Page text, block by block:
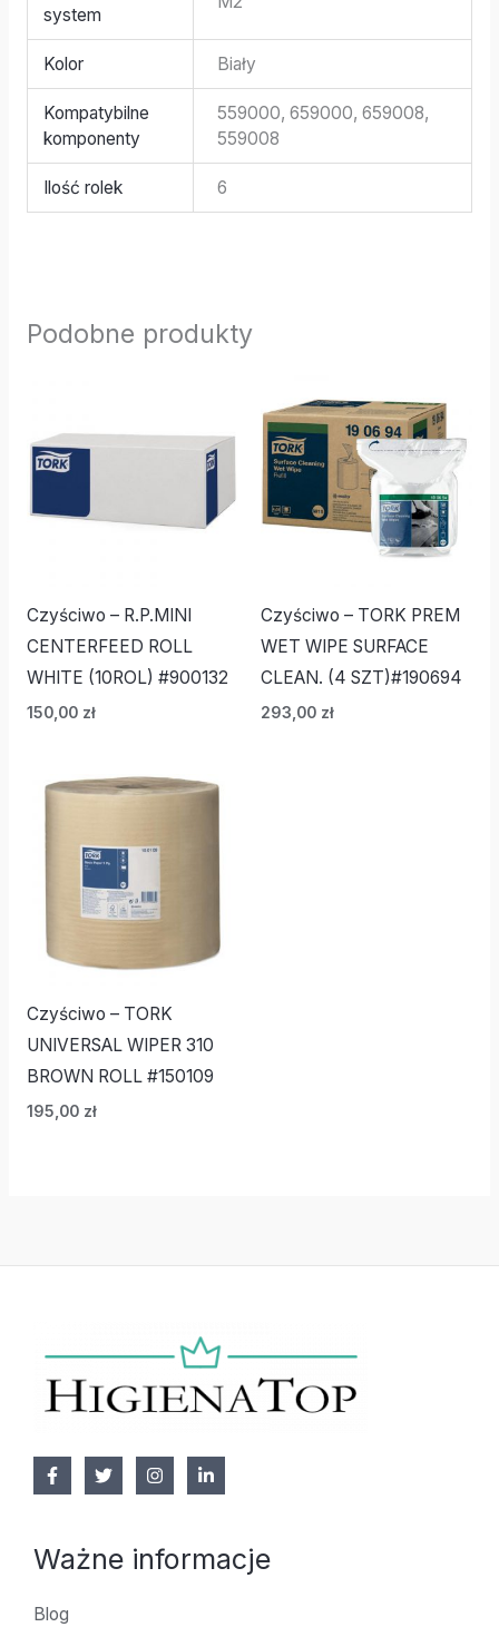
system
Kolor Biały
Kompatybilne
komponenty
559000, 659000, 659008,
559008
Ilość rolek 6
Podobne produkty
Czyściwo – R.P.MINI
CENTERFEED ROLL
WHITE (10ROL) #900132
150,00 zł
Czyściwo – TORK PREM
WET WIPE SURFACE
CLEAN. (4 SZT)#190694
293,00 zł
Czyściwo – TORK
UNIVERSAL WIPER 310
BROWN ROLL #150109
195,00 zł
Ważne informacje
Blog